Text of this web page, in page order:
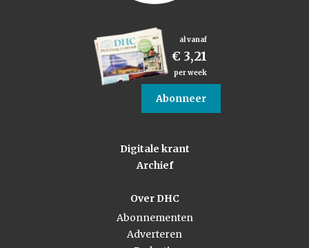
al vanaf
€ 3,21
per week
Abonneer
Digitale krant
Archief
Over DHC
Abonnementen
Adverteren